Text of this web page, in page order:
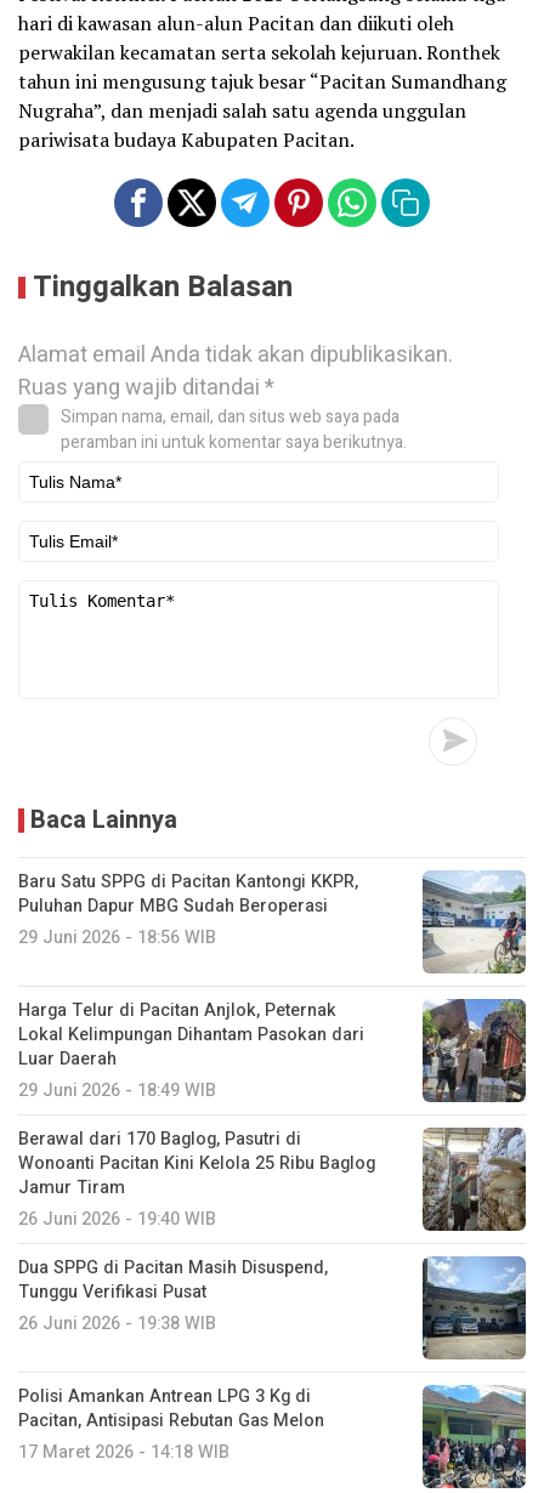
hari di kawasan alun-alun Pacitan dan diikuti oleh
perwakilan kecamatan serta sekolah kejuruan. Ronthek
tahun ini mengusung tajuk besar “Pacitan Sumandhang
Nugraha”, dan menjadi salah satu agenda unggulan
pariwisata budaya Kabupaten Pacitan.
Tinggalkan Balasan
Alamat email Anda tidak akan dipublikasikan.
Ruas yang wajib ditandai*
Simpan nama, email, dan situs web saya pada
peramban ini untuk komentar saya berikutnya.
Baca Lainnya
Baru Satu SPPG di Pacitan Kantongi KKPR,
Puluhan Dapur MBG Sudah Beroperasi
29 Juni 2026 - 18:56 WIB
Harga Telur di Pacitan Anjlok, Peternak
Lokal Kelimpungan Dihantam Pasokan dari
Luar Daerah
29 Juni 2026 - 18:49 WIB
Berawal dari 170 Baglog, Pasutri di
Wonoanti Pacitan Kini Kelola 25 Ribu Baglog
Jamur Tiram
26 Juni 2026 - 19:40 WIB
Dua SPPG di Pacitan Masih Disuspend,
Tunggu Verifikasi Pusat
26 Juni 2026 - 19:38 WIB
Polisi Amankan Antrean LPG 3 Kg di
Pacitan, Antisipasi Rebutan Gas Melon
17 Maret 2026 - 14:18 WIB